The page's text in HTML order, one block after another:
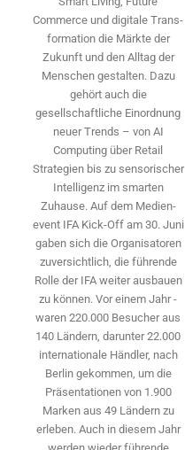
Commerce und digitale Trans­
formation die Märkte der
Zukunft und den Alltag der
Menschen gestalten. Dazu
gehört auch die
gesellschaftliche Einordnung
neuer Trends – von AI
Computing über Retail
Strategien bis zu sensorischer
Intelligenz im smarten
Zuhause. Auf dem Medien­
event IFA Kick-Off am 30. Juni
gaben sich die Organisatoren
zuversichtlich, die führende
Rolle der IFA weiter ausbauen
zu können. Vor einem Jahr ­
waren 220.000 Besucher aus
140 ­Ländern, ­darunter 22.000
internationale Händler, nach
Berlin gekommen, um die
Präsen­tationen von 1.900
Marken aus 49 Ländern zu
erleben. Auch in diesem Jahr